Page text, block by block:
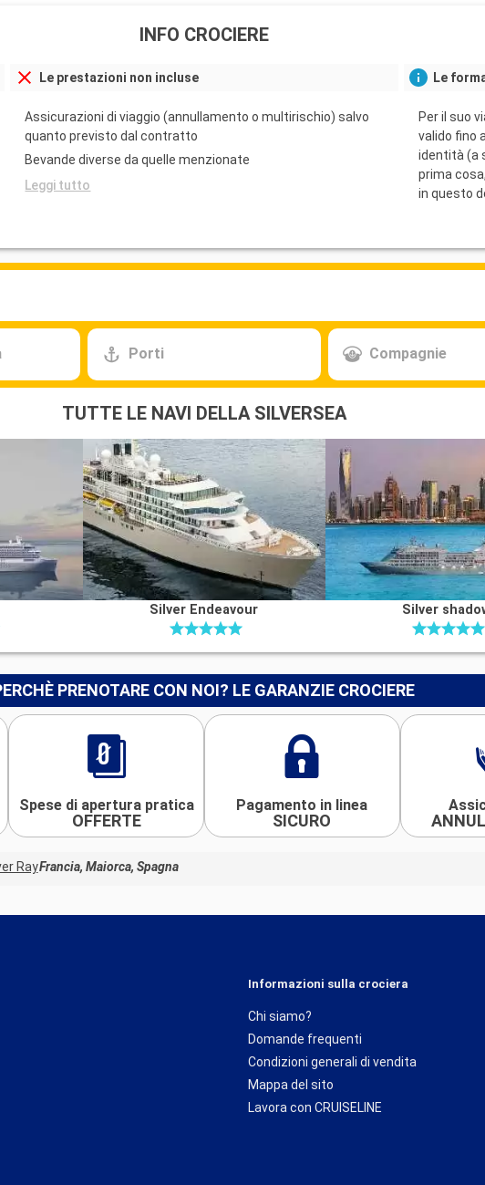
Il parco
per
de San
Partenza
incantevole
fusione
i
da
per gli amanti
per i
cattedrale
visita
Museo di
il suo lago
di
tappa
un edificio
le vie
del mondo.
e di
sua
rendendo
INFO CROCIERE
Le prestazioni non incluse
Assicurazioni di viaggio (annullamento o multirischio) salvo
quanto previsto dal contratto
Bevande diverse da quelle menzionate
Leggi tutto
Le
Per il suo
valido fino
identità (a
prima
in questo
Porti Compagnie
TUTTE LE NAVI DELLA SILVERSEA
Silver Endeavour Silver
PRENOTARE CON NOI? LE GARANZIE CROCIERE
Spese di apertura pratica
OFFERTE
Pagamento in linea
SICURO
RayFrancia, Maiorca, Spagna
Informazioni sulla crociera
Chi siamo?
Domande frequenti
Condizioni generali di vendita
Mappa del sito
Lavora con CRUISELINE